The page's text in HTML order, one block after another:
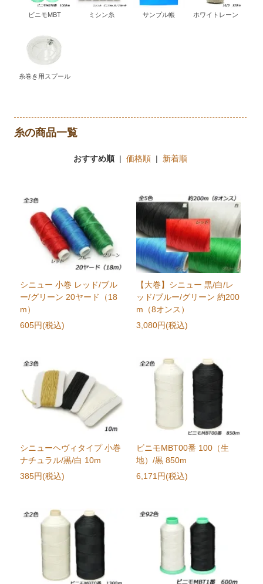
ビニモMBT ミシン糸 サンプル帳 ホワイトレーン
糸巻き用スプール
糸の商品一覧
おすすめ順| 価格順| 新着順
シニュー 小巻 レッド/ブル
ー/グリーン 20ヤード（18
m）
605円(税込)
【大巻】シニュー 黒/白/レ
ッド/ブルー/グリーン 約200
m（8オンス）
3,080円(税込)
シニューヘヴィタイプ 小巻
ナチュラル/黒/白 10m
385円(税込)
ビニモMBT00番 100（生
地）/黒 850m
6,171円(税込)